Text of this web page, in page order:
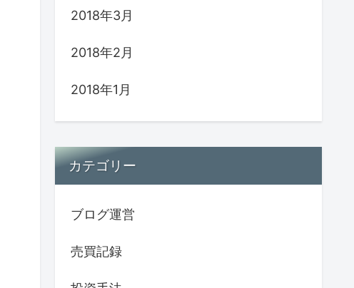
2018年3月
2018年2月
2018年1月
カテゴリー
ブログ運営
売買記録